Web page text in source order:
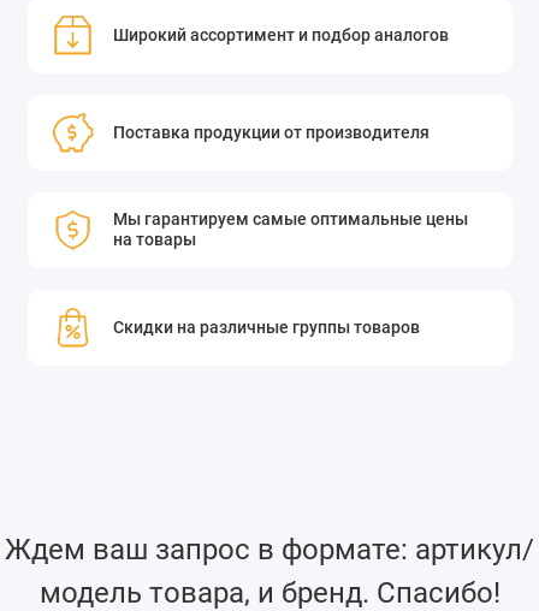
Широкий ассортимент и подбор аналогов
Поставка продукции от производителя
Мы гарантируем самые оптимальные цены
на товары
Скидки на различные группы товаров
Ждем ваш запрос в формате: артикул/
модель товара, и бренд. Спасибо!